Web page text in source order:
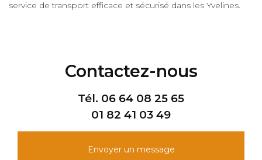
service de transport efficace et sécurisé dans les Yvelines.
Contactez-nous
Tél. 06 64 08 25 65
01 82 41 03 49
Envoyer un message